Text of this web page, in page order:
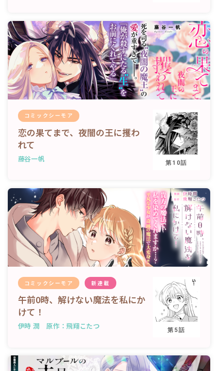
コミックシーモア
恋の果てまで、夜闇の王に攫わ
れて
藤谷一帆 第10話
コミックシーモア 新連載
午前0時、解けない魔法を私にか
けて！
伊時 潤 原作：飛翔こたつ 第5話